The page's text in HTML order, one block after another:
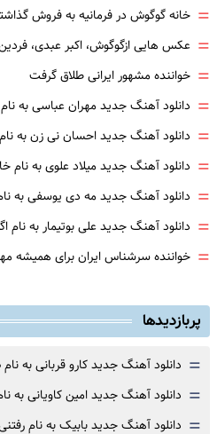
= خانه گوگوش در فرمانیه به فروش
= عکس هایی ازگوگوش، اکبر عبدی،
= خواننده مشهور ایرانی طلاق گرفت
= دانلود آهنگ جدید مهران عباسی به
= دانلود آهنگ جدید احسان نی زن به
= دانلود آهنگ جدید میلاد علوی به
= دانلود آهنگ جدید مه دی یوسفی به
= دانلود آهنگ جدید علی بوتیمار به
= خواننده سرشناس ایران برای همیشه
پربازدیدها
= دانلود آهنگ جدید کارو قربانی به
= دانلود آهنگ جدید امین کاویانی به
= دانلود آهنگ جدید بابیک به نام